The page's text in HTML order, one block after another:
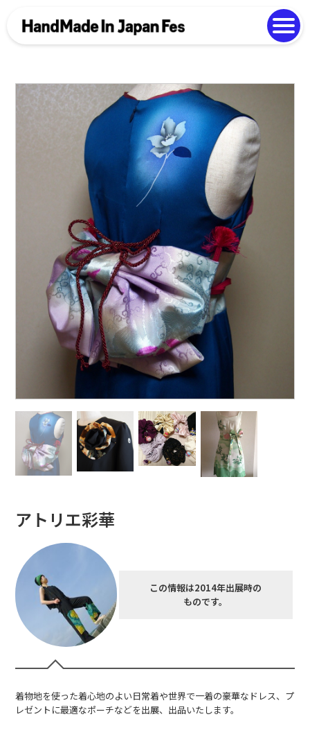
Photo Gallery
EN 中文
アトリエ彩華
この情報は2014年出展時の
ものです。
着物地を使った着心地のよい日常着や世界で一着の豪華なドレス、プ
レゼントに最適なポーチなどを出展、出品いたします。